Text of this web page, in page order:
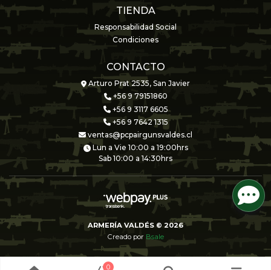
TIENDA
Responsabilidad Social
Condiciones
CONTACTO
Arturo Prat 2535, San Javier
+56 9 79151860
+56 9 3117 6605
+56 9 7642 1315
ventas@pcpairgunsvaldes.cl
Lun a Vie 10:00 a 19:00hrs
Sab 10:00 a 14:30hrs
ARMERÍA VALDÉS © 2026
Creado por Bsale
0